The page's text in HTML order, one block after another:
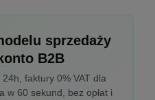
sprzedaży
B2B
faktury 0% VAT dla
w 60 sekund, bez opłat i